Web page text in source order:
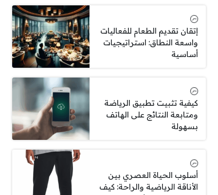
إتقان تقديم الطعام للفعاليات
واسعة النطاق: استراتيجيات
أساسية
كيفية تثبيت تطبيق الرياضة
ومتابعة النتائج على الهاتف
بسهولة
أسلوب الحياة العصري بين
الأناقة الرياضية والراحة: كيف